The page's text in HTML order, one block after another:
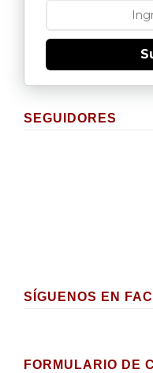
SEGUIDORES
SÍGUENOS EN
FORMULARIO DE